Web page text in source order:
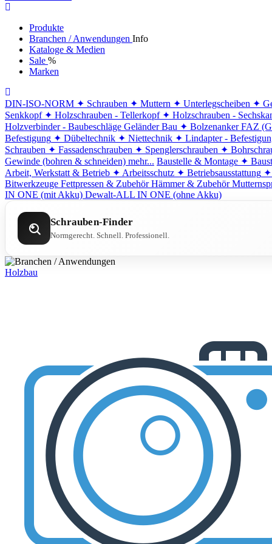
Produkte
Branchen / Anwendungen Info
Kataloge & Medien
Sale %
Marken
DIN-ISO-NORM ✦ Schrauben ✦ Muttern ✦ Unterlegscheiben ✦
Senkkopf ✦ Holzschrauben - Tellerkopf ✦ Holzschrauben -
Holzverbinder - Baubeschläge Geländer Bau ✦ Bolzenanker FAZ
Befestigung ✦ Dübeltechnik ✦ Niettechnik ✦ Lindapter -
Schrauben ✦ Fassadenschrauben ✦ Spenglerschrauben ✦
Gewinde (bohren & schneiden) mehr... Baustelle & Montage ✦
Arbeit, Werkstatt & Betrieb ✦ Arbeitsschutz ✦ Betriebsausstattung ✦
Bitwerkzeuge Fettpressen & Zubehör Hämmer & Zubehör
IN ONE (mit Akku) Dewalt-ALL IN ONE (ohne Akku)
Schrauben-Finder
Normgerecht. Schnell. Professionell.
Holzbau